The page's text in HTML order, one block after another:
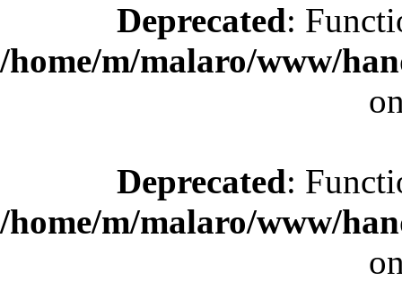
Deprecated:
/home/m/malaro/www/
Deprecated:
/home/m/malaro/www/